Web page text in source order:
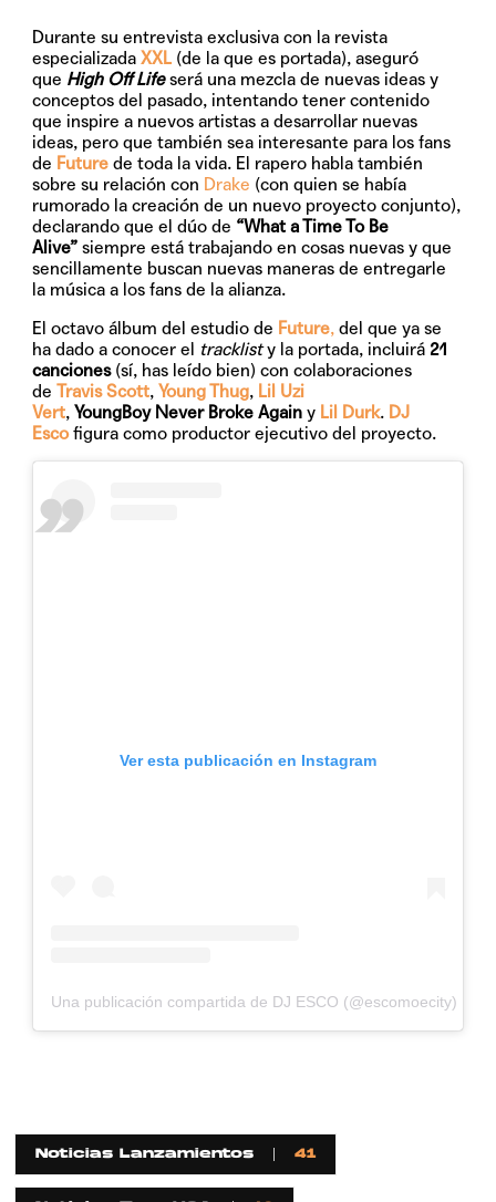
Durante su entrevista exclusiva con la revista
especializadaXXL (de la que es portada), aseguró
que High Off Lifeserá una mezcla de nuevas ideas y
conceptos del pasado, intentando tener contenido
que inspire a nuevos artistas a desarrollar nuevas
ideas, pero que también sea interesante para los fans
de Future de toda la vida. El rapero habla también
sobre su relación con Drake (con quien se había
rumorado la creación de un nuevo proyecto conjunto),
declarando que el dúo de “What a Time To Be
Alive” siempre está trabajando en cosas nuevas y que
sencillamente buscan nuevas maneras de entregarle
la música a los fans de la alianza.
El octavo álbum del estudio de Future, del que ya se
ha dado a conocer el tracklisty la portada, incluirá 21
canciones(sí, has leído bien) con colaboraciones
deTravis Scott,Young Thug, Lil Uzi
Vert,YoungBoy Never Broke Again y Lil Durk. DJ
Escofigura como productor ejecutivo del proyecto.
Ver esta publicación en Instagram
Una publicación compartida de DJ ESCO (@escomoecity)
Noticias Lanzamientos 41